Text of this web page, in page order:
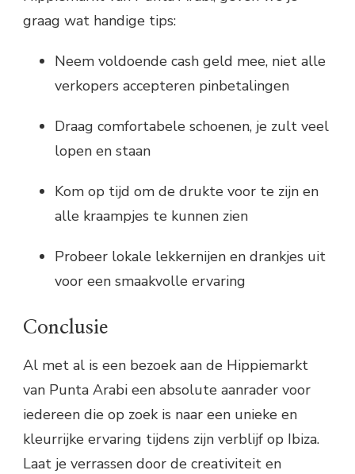
graag wat handige tips:
Neem voldoende cash geld mee, niet alle
verkopers accepteren pinbetalingen
Draag comfortabele schoenen, je zult veel
lopen en staan
Kom op tijd om de drukte voor te zijn en
alle kraampjes te kunnen zien
Probeer lokale lekkernijen en drankjes uit
voor een smaakvolle ervaring
Conclusie
Al met al is een bezoek aan de Hippiemarkt
van Punta Arabi een absolute aanrader voor
iedereen die op zoek is naar een unieke en
kleurrijke ervaring tijdens zijn verblijf op Ibiza.
Laat je verrassen door de creativiteit en